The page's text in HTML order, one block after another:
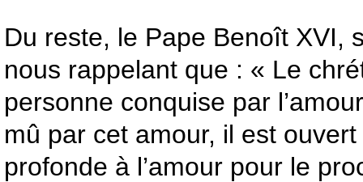
Du reste, le Pape Benoît XVI,
nous rappelant que : « Le
personne conquise par
mû par cet amour, il est
profonde à l’amour pour le